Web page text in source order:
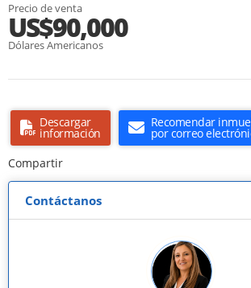
Precio de venta
US$90,000
Dólares Americanos
Descargar
información
Recomendar
por correo
Compartir
Contáctanos